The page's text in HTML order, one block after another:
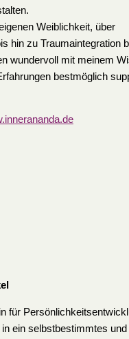
Weiblichkeit, über
hin zu Traumaintegration
wundervoll mit meinem
bestmöglich
für
ein selbstbestimmtes